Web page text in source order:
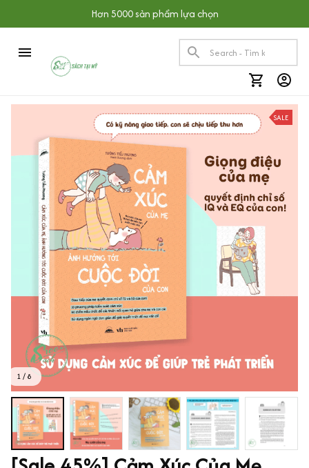
Hơn 5000 sản phẩm lựa chọn
1 / 8
SALE